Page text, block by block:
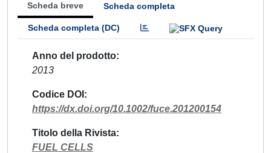
Scheda breve Scheda completa
Scheda completa (DC)
Anno del prodotto
2013
Codice DOI
https://dx.doi.org/10.1002/fuce.201200154
Titolo della Rivista
FUEL CELLS